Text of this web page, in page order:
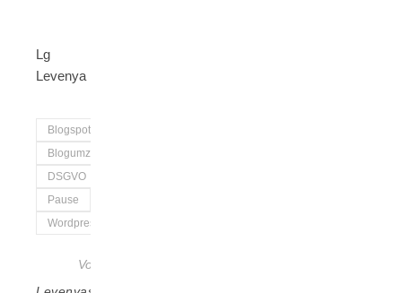
Lg
Levenya
Blogspot
Blogumzug
DSGVO
Pause
Wordpress
Von